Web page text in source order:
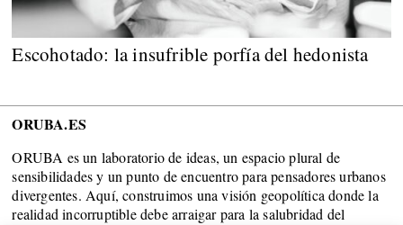
Escohotado: la insufrible porfía del hedonista
ORUBA.ES
ORUBA es un laboratorio de ideas, un espacio plural de
sensibilidades y un punto de encuentro para pensadores urbanos
divergentes. Aquí, construimos una visión geopolítica donde la
realidad incorruptible debe arraigar para la salubridad del